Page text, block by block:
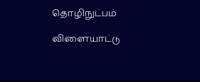
தொழிநுட்பம்
விளையாட்டு